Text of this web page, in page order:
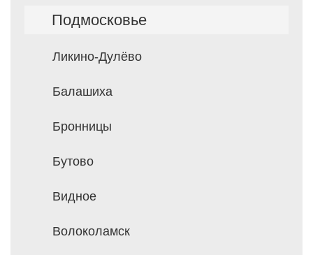
Подмосковье
Ликино-Дулёво
Балашиха
Бронницы
Бутово
Видное
Волоколамск